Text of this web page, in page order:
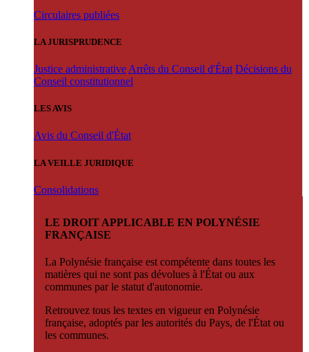
Circulaires publiées
LA JURISPRUDENCE
Justice administrative Arrêts du Conseil d'État Décisions du
Conseil constitutionnel
LES AVIS
Avis du Conseil d'État
LA VEILLE JURIDIQUE
Consolidations
LE DROIT APPLICABLE EN POLYNÉSIE
FRANÇAISE
La Polynésie française est compétente dans toutes les
matières qui ne sont pas dévolues à l'État ou aux
communes par le statut d'autonomie.
Retrouvez tous les textes en vigueur en Polynésie
française, adoptés par les autorités du Pays, de l'État ou
les communes.